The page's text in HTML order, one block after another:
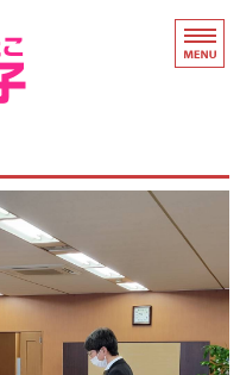
石川県議会議員 田中